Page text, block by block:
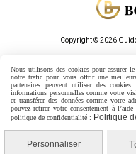
Copyright © 2026
Mon
Nous utilisons des cookies pour assurer
notre trafic pour vous offrir une
partenaires peuvent utiliser des
informations personnelles comme votre
et transférer des données comme votre
pouvez retirer votre consentement à
politique de confidentialité : Politique
Personnaliser